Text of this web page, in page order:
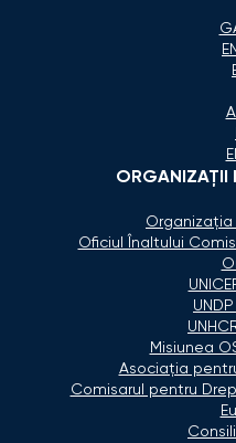
ORGANIZAŢII
Organizaţia
Oficiul Înaltului
Misiunea
Asociaţia
Comisarul pentru